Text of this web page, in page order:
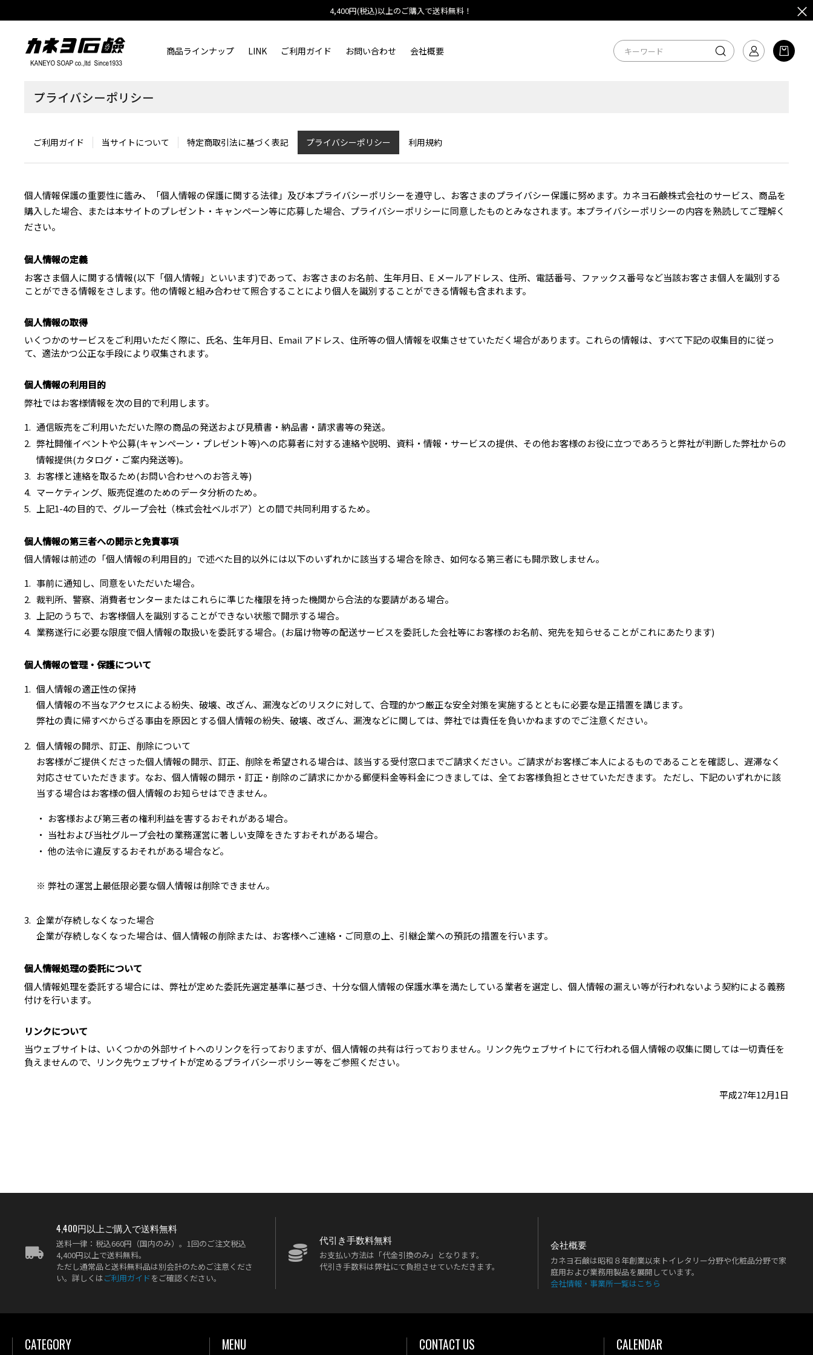
4,400円(税込)以上のご購入で送料無料！
商品ラインナップ LINK ご利用ガイド お問い合わせ 会社概要
プライバシーポリシー
ご利用ガイド 当サイトについて 特定商取引法に基づく表記 プライバシーポリシー 利用規約
個人情報保護の重要性に鑑み、「個人情報の保護に関する法律」及び本プライバシーポリシーを遵守し、お客さまのプライバシー保護に努めます。カネヨ石鹸株式会社のサービス、商品を
購入した場合、または本サイトのプレゼント・キャンペーン等に応募した場合、プライバシーポリシーに同意したものとみなされます。本プライバシーポリシーの内容を熟読してご理解く
ださい。
個人情報の定義
お客さま個人に関する情報(以下「個人情報」といいます)であって、お客さまのお名前、生年月日、E メールアドレス、住所、電話番号、ファックス番号など当該お客さま個人を識別する
ことができる情報をさします。他の情報と組み合わせて照合することにより個人を識別することができる情報も含まれます。
個人情報の取得
いくつかのサービスをご利用いただく際に、氏名、生年月日、Email アドレス、住所等の個人情報を収集させていただく場合があります。これらの情報は、すべて下記の収集目的に従っ
て、適法かつ公正な手段により収集されます。
個人情報の利用目的
弊社ではお客様情報を次の目的で利用します。
通信販売をご利用いただいた際の商品の発送および見積書・納品書・請求書等の発送。
弊社開催イベントや公募(キャンペーン・プレゼント等)への応募者に対する連絡や説明、資料・情報・サービスの提供、その他お客様のお役に立つであろうと弊社が判断した弊社からの
情報提供(カタログ・ご案内発送等)。
お客様と連絡を取るため(お問い合わせへのお答え等)
マーケティング、販売促進のためのデータ分析のため。
上記1-4の目的で、グループ会社（株式会社ベルボア）との間で共同利用するため。
個人情報の第三者への開示と免責事項
個人情報は前述の「個人情報の利用目的」で述べた目的以外には以下のいずれかに該当する場合を除き、如何なる第三者にも開示致しません。
事前に通知し、同意をいただいた場合。
裁判所、警察、消費者センターまたはこれらに準じた権限を持った機関から合法的な要請がある場合。
上記のうちで、お客様個人を識別することができない状態で開示する場合。
業務遂行に必要な限度で個人情報の取扱いを委託する場合。(お届け物等の配送サービスを委託した会社等にお客様のお名前、宛先を知らせることがこれにあたります)
個人情報の管理・保護について
個人情報の適正性の保持
個人情報の不当なアクセスによる紛失、破壊、改ざん、漏洩などのリスクに対して、合理的かつ厳正な安全対策を実施するとともに必要な是正措置を講じます。
弊社の責に帰すべからざる事由を原因とする個人情報の紛失、破壊、改ざん、漏洩などに関しては、弊社では責任を負いかねますのでご注意ください。
個人情報の開示、訂正、削除について
お客様がご提供くださった個人情報の開示、訂正、削除を希望される場合は、該当する受付窓口までご請求ください。ご請求がお客様ご本人によるものであることを確認し、遅滞なく
対応させていただきます。なお、個人情報の開示・訂正・削除のご請求にかかる郵便料金等料金につきましては、全てお客様負担とさせていただきます。 ただし、下記のいずれかに該
当する場合はお客様の個人情報のお知らせはできません。
お客様および第三者の権利利益を害するおそれがある場合。
当社および当社グループ会社の業務運営に著しい支障をきたすおそれがある場合。
他の法令に違反するおそれがある場合など。
弊社の運営上最低限必要な個人情報は削除できません。
企業が存続しなくなった場合
企業が存続しなくなった場合は、個人情報の削除または、お客様へご連絡・ご同意の上、引継企業への預託の措置を行います。
個人情報処理の委託について
個人情報処理を委託する場合には、弊社が定めた委託先選定基準に基づき、十分な個人情報の保護水準を満たしている業者を選定し、個人情報の漏えい等が行われないよう契約による義務
付けを行います。
リンクについて
当ウェブサイトは、いくつかの外部サイトへのリンクを行っておりますが、個人情報の共有は行っておりません。リンク先ウェブサイトにて行われる個人情報の収集に関しては一切責任を
負えませんので、リンク先ウェブサイトが定めるプライバシーポリシー等をご参照ください。
平成27年12月1日
4,400円以上ご購入で送料無料
送料一律：税込660円（国内のみ）。1回のご注文税込
4,400円以上で送料無料。
ただし通常品と送料無料品は別会計のためご注意くださ
い。詳しくはご利用ガイド をご確認ください。
代引き手数料無料
お支払い方法は「代金引換のみ」となります。
代引き手数料は弊社にて負担させていただきます。
会社概要
カネヨ石鹸は昭和８年創業以来トイレタリー分野や化粧品分野で家
庭用および業務用製品を展開しています。
会社情報・事業所一覧はこちら
CATEGORY MENU CONTACT US CALENDAR